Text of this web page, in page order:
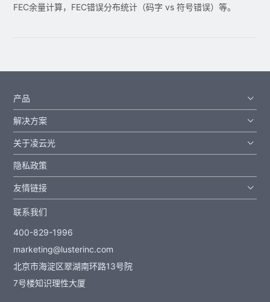
FEC余量计算，FEC错误分布统计（码字 vs 符号错误）等。
产品
解决方案
关于凌云光
隐私政策
友情链接
联系我们
400-829-1996
marketing@lusterinc.com
北京市海淀区翠湖南环路13号院
7号楼知识理性大厦